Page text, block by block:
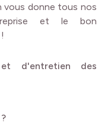
vous donne tous nos
et le bon
d'entretien des